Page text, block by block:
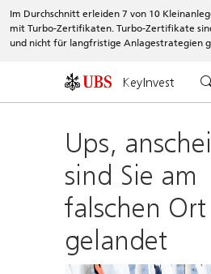
Im Durchschnitt erleiden 7 von 10
mit Turbo-Zertifikaten. Turbo-Zertifikate
und nicht für langfristige Anlagestrategien
KeyInvest
Ups,
sind Sie am
falschen Ort
gelandet